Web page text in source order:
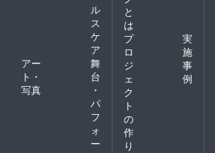
ル
ス
ケ
ア
アー
ト・
写真
舞
台
・
パ
フ
ォ
ー
と
は
プ
ロ
ジ
ェ
ク
ト
の
作
り
実
施
事
例